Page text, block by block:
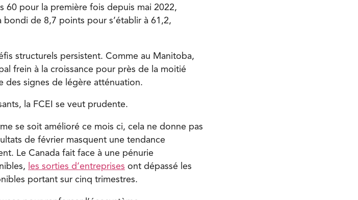
60 pour la première fois depuis mai 2022,
bondi de 8,7 points pour s’établir à 61,2,
structurels persistent. Comme au Manitoba,
frein à la croissance pour près de la moitié
des signes de légère atténuation.
la FCEI se veut prudente.
se soit amélioré ce mois ci, cela ne donne pas
de février masquent une tendance
Le Canada fait face à une pénurie
les sorties d’entreprises ont dépassé les
portant sur cinq trimestres.